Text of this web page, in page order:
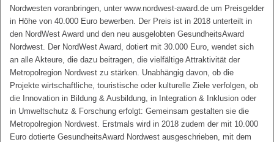
Nordwesten voranbringen, unter www.nordwest-award.de um Preisgelder
in Höhe von 40.000 Euro bewerben. Der Preis ist in 2018 unterteilt in
den NordWest Award und den neu ausgelobten GesundheitsAward
Nordwest. Der NordWest Award, dotiert mit 30.000 Euro, wendet sich
an alle Akteure, die dazu beitragen, die vielfältige Attraktivität der
Metropolregion Nordwest zu stärken. Unabhängig davon, ob die
Projekte wirtschaftliche, touristische oder kulturelle Ziele verfolgen, ob
die Innovation in Bildung & Ausbildung, in Integration & Inklusion oder
in Umweltschutz & Forschung erfolgt: Gemeinsam gestalten sie die
Metropolregion Nordwest. Erstmals wird in 2018 zudem der mit 10.000
Euro dotierte GesundheitsAward Nordwest ausgeschrieben, mit dem